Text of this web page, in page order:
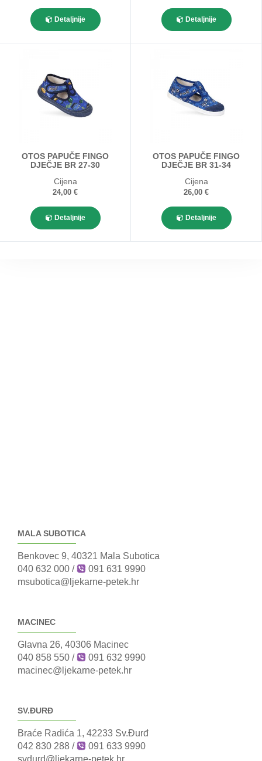
Detaljnije Detaljnije
OTOS PAPUČE FINGO
DJEČJE BR 27-30
Cijena
24,00 €
Detaljnije
OTOS PAPUČE FINGO
DJEČJE BR 31-34
Cijena
26,00 €
Detaljnije
MALA SUBOTICA
Benkovec 9, 40321 Mala Subotica
040 632 000 /
091 631 9990
msubotica@ljekarne-petek.hr
MACINEC
Glavna 26, 40306 Macinec
040 858 550 /
091 632 9990
macinec@ljekarne-petek.hr
SV.ĐURĐ
Braće Radića 1, 42233 Sv.Đurđ
042 830 288 /
091 633 9990
svdurd@ljekarne-petek.hr